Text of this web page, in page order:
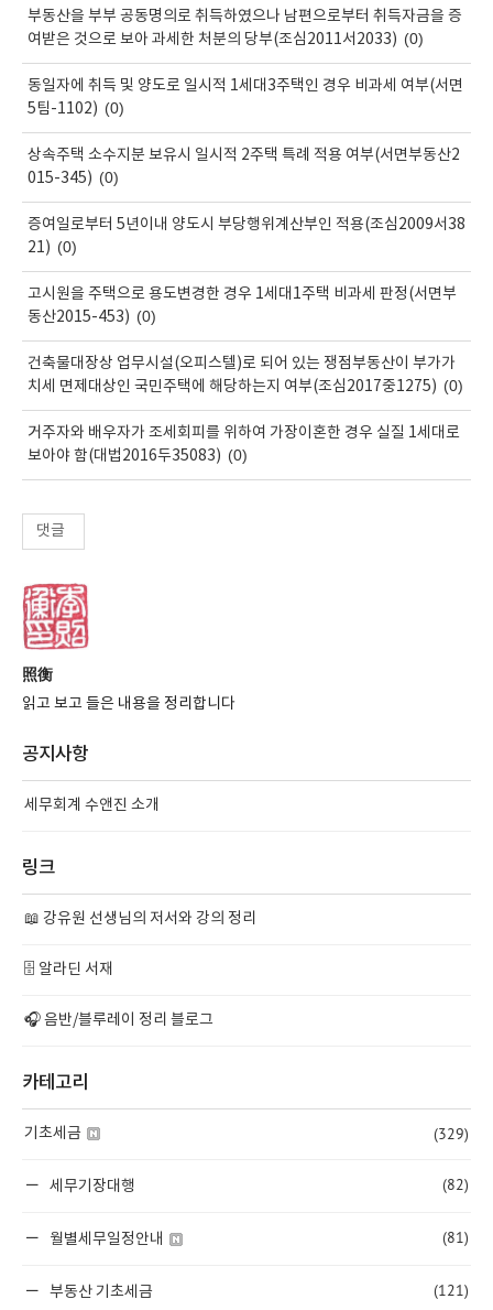
부동산을 부부 공동명의로 취득하였으나 남편으로부터 취득자금을 증
여받은 것으로 보아 과세한 처분의 당부(조심2011서2033) (0)
동일자에 취득 및 양도로 일시적 1세대3주택인 경우 비과세 여부(서면
5팀-1102) (0)
상속주택 소수지분 보유시 일시적 2주택 특례 적용 여부(서면부동산2
015-345) (0)
증여일로부터 5년이내 양도시 부당행위계산부인 적용(조심2009서38
21) (0)
고시원을 주택으로 용도변경한 경우 1세대1주택 비과세 판정(서면부
동산2015-453) (0)
건축물대장상 업무시설(오피스텔)로 되어 있는 쟁점부동산이 부가가
치세 면제대상인 국민주택에 해당하는지 여부(조심2017중1275) (0)
거주자와 배우자가 조세회피를 위하여 가장이혼한 경우 실질 1세대로
보아야 함(대법2016두35083) (0)
댓글
照衡
읽고 보고 들은 내용을 정리합니다
공지사항
세무회계 수앤진 소개
링크
📖 강유원 선생님의 저서와 강의 정리
🗄️ 알라딘 서재
🎧 음반/블루레이 정리 블로그
카테고리
기초세금 (329)
세무기장대행 (82)
월별세무일정안내 (81)
부동산 기초세금 (121)